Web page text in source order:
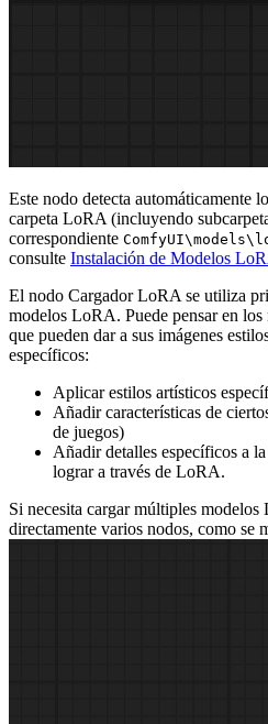
Este nodo detecta automáticamente
carpeta LoRA (incluyendo
correspondiente
consulte Instalación de Modelos
El nodo Cargador LoRA se utiliza
modelos LoRA. Puede pensar en
que pueden dar a sus imágenes
específicos:
Aplicar estilos artísticos
Añadir características de
de juegos)
Añadir detalles específicos a
lograr a través de LoRA.
Si necesita cargar múltiples
directamente varios nodos, como se